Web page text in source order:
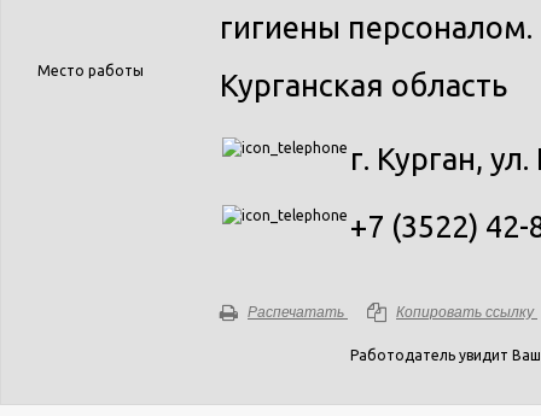
гигиены персоналом.
Место работы Курганская область
г. Курган,
+7 (3522) 42-
Распечатать Копировать ссылку
Работодатель увидит